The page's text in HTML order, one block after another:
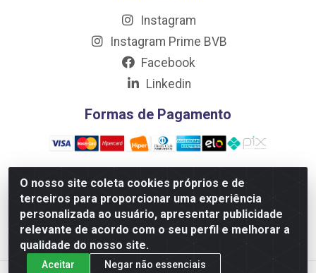
O nosso site coleta cookies próprios e de
terceiros para proporcionar uma experiência
personalizada ao usuário, apresentar publicidade
relevante de acordo com o seu perfil e melhorar a
qualidade do nosso site.
Aceitar Negar não essenciais
Instagram
Instagram Prime BVB
Facebook
Linkedin
Formas de Pagamento
Distribuidora Prime LTDA - Av. Professor Nilton Lins, 781 -
Flores, Manaus/AM - CEP 69.058-030 - CNPJ:
10.717.750/0001-32